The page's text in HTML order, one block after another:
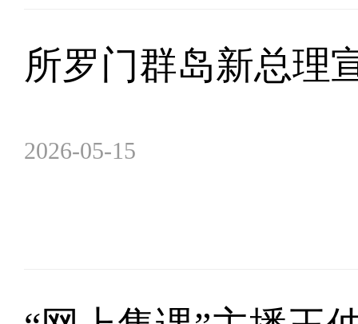
所罗门群岛新总理
2026-05-15